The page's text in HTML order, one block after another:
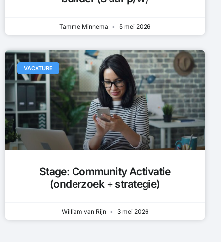
Tamme Minnema 5 mei 2026
VACATURE
Stage: Community Activatie
(onderzoek + strategie)
William van Rijn 3 mei 2026